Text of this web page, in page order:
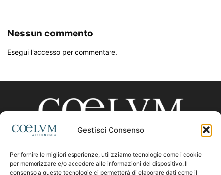
Gestisci Consenso
Per fornire le migliori esperienze, utilizziamo tecnologie come i cookie
per memorizzare e/o accedere alle informazioni del dispositivo. Il
consenso a queste tecnologie ci permetterà di elaborare dati come il
Nessun commento
Esegui l'accesso per commentare.
CHI SIAMO